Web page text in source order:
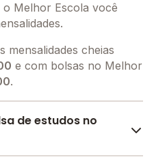
Melhor Escola você
mensalidades cheias
e com bolsas no Melhor
.
de estudos no